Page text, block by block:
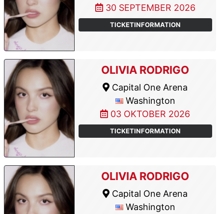
30 SEPTEMBER 2026
TICKETINFORMATION
OLIVIA RODRIGO
Capital One Arena
Washington
03 OKTOBER 2026
TICKETINFORMATION
OLIVIA RODRIGO
Capital One Arena
Washington